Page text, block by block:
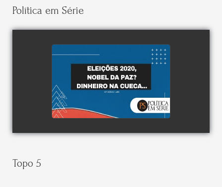
Política em Série
watch video
Topo 5